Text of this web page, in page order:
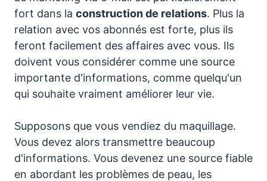
fort dans la construction de relations. Plus la
relation avec vos abonnés est forte, plus ils
feront facilement des affaires avec vous. Ils
doivent vous considérer comme une source
importante d'informations, comme quelqu'un
qui souhaite vraiment améliorer leur vie.
Supposons que vous vendiez du maquillage.
Vous devez alors transmettre beaucoup
d'informations. Vous devenez une source fiable
en abordant les problèmes de peau, les